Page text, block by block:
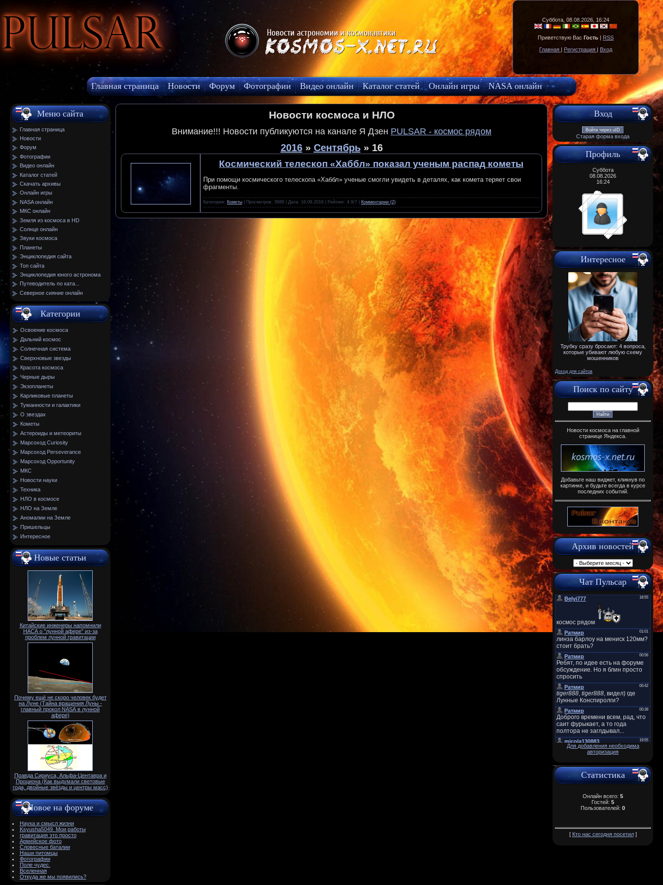
Pulsar Суббота, 08.08.2026, 16:24
Приветствую Вас Гость | RSS
Главная | Регистрация | Вход
Главная страница Новости Форум Фотографии Видео онлайн Каталог статей Онлайн игры
NASA онлайн
МКС онлайн
Меню сайта
Главная страница
Новости
Форум
Фотографии
Видео онлайн
Каталог статей
Скачать архивы
Онлайн игры
NASA онлайн
МКС онлайн
Земля из космоса в HD
Солнце онлайн
Звуки космоса
Планеты
Энциклопедия сайта
Топ сайта
Энциклопедия юного астронома
Путеводитель по ката...
Северное сияние онлайн
Категории
Освоение космоса
Дальний космос
Солнечная система
Сверхновые звезды
Красота космоса
Черные дыры
Экзопланеты
Карликовые планеты
Туманности и галактики
О звездах
Кометы
Астероиды и метеориты
Марсоход Curiosity
Марсоход Perseverance
Марсоход Opportunity
МКС
Новости науки
Техника
НЛО в космосе
НЛО на Земле
Аномалии на Земле
Пришельцы
Интересное
Новые статьи
Китайские инженеры напомнили
НАСА о "лунной афере" из-за
проблем лунной гравитации
Почему ещё не скоро человек будет
на Луне (Тайна вращения Луны -
главный прокол NАSА в лунной
афере)
Правда Сириуса, Альфа-Центавра и
Проциона (Как выдумали световые
года, двойные звёзды и центры масс)
Новое на форуме
Наука и смысл жизни
Ksyusha5049. Мои работы
гравитация это просто
Армейское фото
Словесные баталии
Наши питомцы
Фотографии
Поле чудес.
Вселенная
Откуда же мы появились?
Новости космоса и НЛО
Внимание!!! Новости публикуются на канале Я Дзен PULSAR - космос рядом
2016 » Сентябрь » 16
Космический телескоп «Хаббл» показал ученым распад кометы
При помощи космического телескопа «Хаббл» ученые смогли увидеть в деталях, как комета теряет свои
фрагменты.
Категория: Кометы | Просмотров: 3688 | Дата: 16.09.2016 | Рейтинг: 4.9/7 | Комментарии (2)
Вход
Войти через uID
Старая форма входа
Профиль
Суббота
08.08.2026
16:24
Интересное
Трубку сразу бросают: 4 вопроса,
которые убивают любую схему
мошенников
Доход для сайтов
Поиск по сайту
Новости космоса на главной
странице Яндекса.
Добавьте наш виджет, кликнув по
картинке, и будьте всегда в курсе
последних событий.
Архив новостей
Чат Пульсар
Для добавления необходима
авторизация
Статистика
Онлайн всего: 5
Гостей: 5
Пользователей: 0
[ Кто нас сегодня посетил]